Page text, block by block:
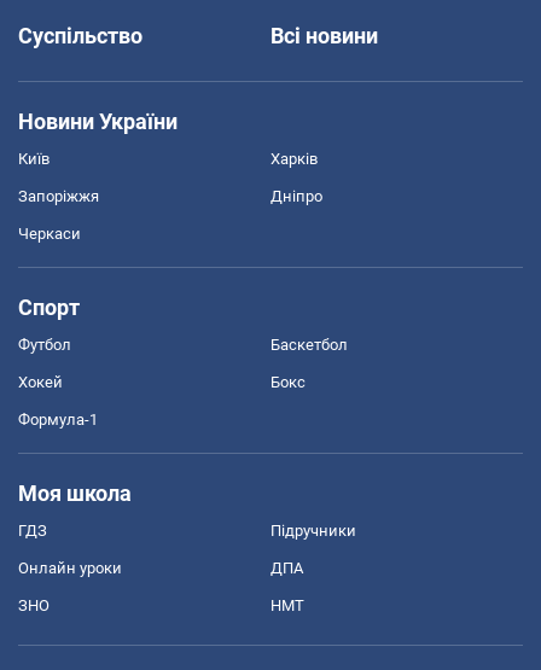
Суспільство
Всі новини
Новини України
Київ Харків
Запоріжжя Дніпро
Черкаси
Спорт
Футбол Баскетбол
Хокей Бокс
Формула-1
Моя школа
ГДЗ Підручники
Онлайн уроки ДПА
ЗНО НМТ